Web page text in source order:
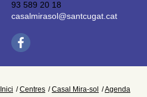
93 589 20 18
casalmirasol@santcugat.cat
Inici Centres Casal Mira-sol Agenda